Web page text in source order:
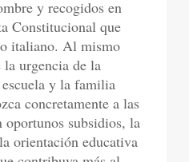
y recogidos en
Constitucional que
italiano. Al mismo
urgencia de la
y la familia
concretamente a las
subsidios, la
orientación educativa